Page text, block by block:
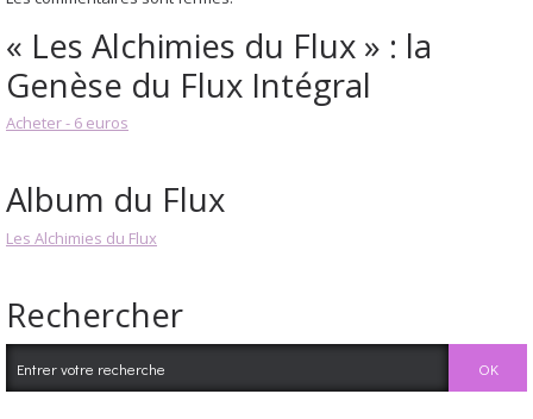
« Les Alchimies du Flux » : la
Genèse du Flux Intégral
Acheter - 6 euros
Album du Flux
Les Alchimies du Flux
Rechercher